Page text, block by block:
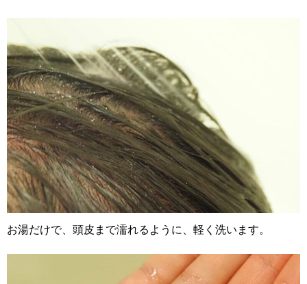
お湯だけで、頭皮まで濡れるように、軽く洗います。